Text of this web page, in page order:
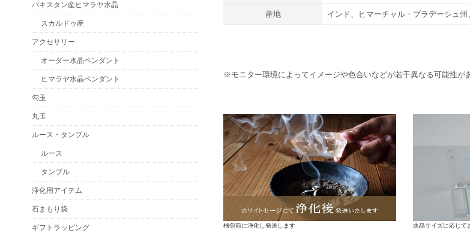
産地 インド、ヒマーチャル・プラデーシュ州
※モニター環境によってイメージや色合いなどが若干異なる可能性が
梱包前に浄化し発送します 水晶サイズに応じて
パキスタン産ヒマラヤ水晶
スカルドゥ産
アクセサリー
オーダー水晶ペンダント
ヒマラヤ水晶ペンダント
勾玉
丸玉
ルース・タンブル
ルース
タンブル
浄化用アイテム
石まもり袋
ギフトラッピング